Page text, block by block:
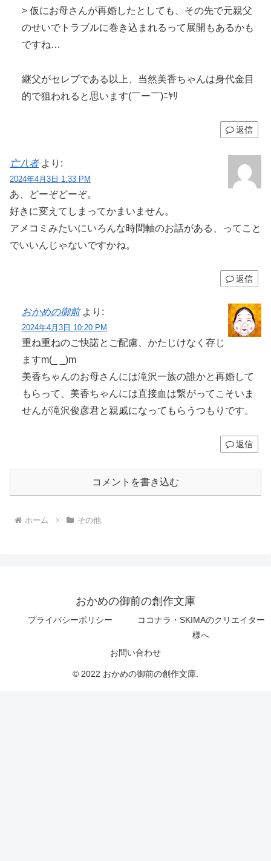
> 仮にお母さんが再婚したとしても、その先で元親父
のせいでトラブルに巻き込まれるって展開もあるかも
ですね…
継父がセレブである以上、当然美香ちゃんは身代金目
的で狙われると思います(￣ー￣)ﾆﾔﾘ
返信
亡八者 より:
2024年4月3日 1:33 PM
あ、どーぞどーぞ。
好きに変えてしまってかまいません。
アメコミみたいにいろんな時間軸のお話がある、ってこと
でいいんじゃないですかね。
返信
おかめの御前 より:
2024年4月3日 10:20 PM
重ね重ねのご快諾とご配慮、かたじけなく存じ
ますm(_ _)m
美香ちゃんのお母さんには滝沢一族の誰かと再婚して
もらって、美香ちゃんには直接血は繋がってこそいま
せんが滝沢俊彦君と親戚になってもらうつもりです。
返信
コメントを書き込む
ホーム その他
おかめの御前の創作文庫
プライバシーポリシー
ココナラ・SKIMAのクリエイター
様へ
お問い合わせ
© 2022 おかめの御前の創作文庫.